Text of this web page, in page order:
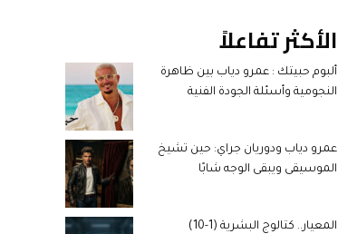
الأكثر تفاعلاً
ألبوم حبيتك : عمرو دياب بين ظاهرة
النجومية وأسئلة الجودة الفنية
عمرو دياب ودوريان جراي: حين تشيخ
الموسيقى ويبقى الوجه شابًا
المعيار.. كتالوج البشرية (1-10)